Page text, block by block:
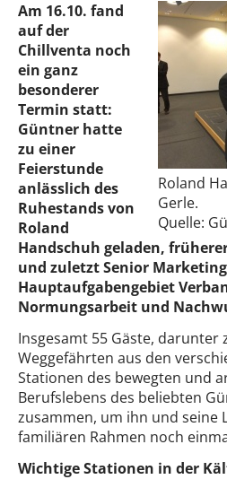
Roland
Gerle.
Quelle:
Am 16.10. fand
auf der
Chillventa noch
ein ganz
besonderer
Termin statt:
Güntner hatte
zu einer
Feierstunde
anlässlich des
Ruhestands von
Roland
Handschuh geladen,
und zuletzt Senior
Hauptaufgabengebiet
Normungsarbeit und
Insgesamt 55 Gäste, darunter
Weggefährten aus den
Stationen des bewegten und
Berufslebens des beliebten
zusammen, um ihn und seine
familiären Rahmen noch
Wichtige Stationen in der